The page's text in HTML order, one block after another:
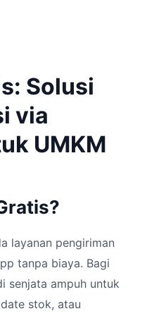
Solusi
via
UMKM
layanan pengiriman
tanpa biaya. Bagi
senjata ampuh untuk
stok, atau